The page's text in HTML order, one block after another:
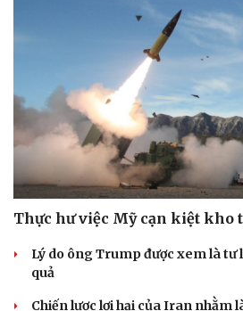
Thực hư việc Mỹ cạn kiệt kho
Lý do ông Trump được xem là tư
quả
Chiến lược lợi hại của Iran nhằm